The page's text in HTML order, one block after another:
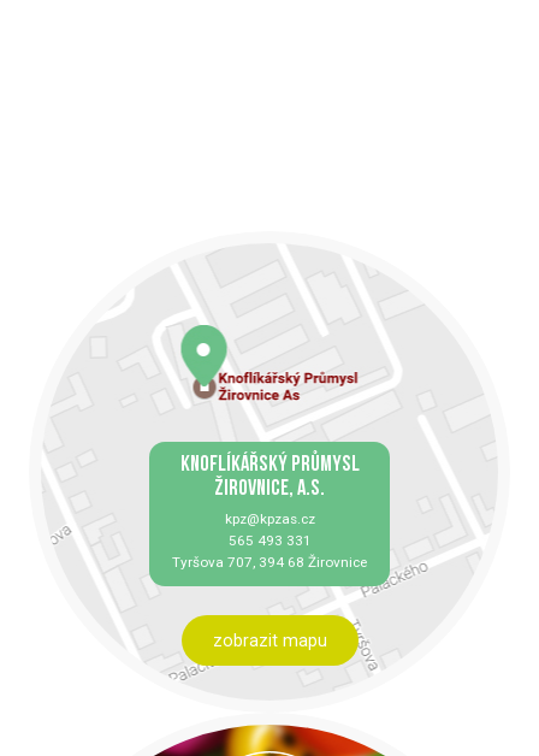
KNOFLÍKÁŘSKÝ PRŮMYSL
ŽIROVNICE, A.S.
kpz@kpzas.cz
565 493 331
Tyršova 707, 394 68 Žirovnice
zobrazit mapu